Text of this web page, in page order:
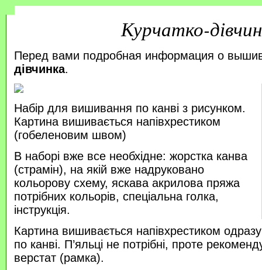
Курчатко-
Перед вами подробная информация о
дівчинка.
Набір для вишивання по канві з рисунком.
Картина вишивається напівхрестиком
(гобеленовим швом)
В наборі вже все необхідне: жорстка канва
(страмін), на якій вже надруковано
кольорову схему, яскава акрилова пряжа
потрібних кольорів, спеціальна голка,
інструкція.
Картина вишивається напівхрестиком одразу
по канві. П’яльці не потрібні, проте
верстат (рамка).